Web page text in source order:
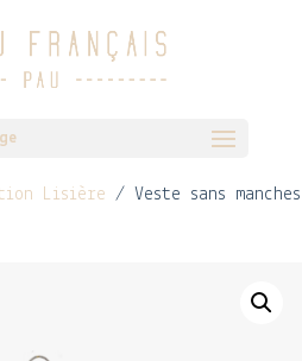
Lisière / Veste sans manches